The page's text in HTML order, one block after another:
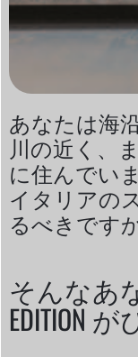
あなたは海
川の近く、
に住んでい
イタリアの
るべきです
そんなあ
EDITION